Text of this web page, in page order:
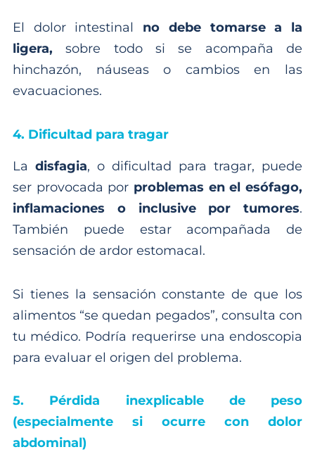
El dolor intestinal no debe tomarse a la
ligera, sobre todo si se acompaña de
hinchazón, náuseas o cambios en las
evacuaciones.
4. Dificultad para tragar
La disfagia, o dificultad para tragar, puede
ser provocada por problemas en el esófago,
inflamaciones o inclusive por tumores.
También puede estar acompañada de
sensación de ardor estomacal.
Si tienes la sensación constante de que los
alimentos “se quedan pegados”, consulta con
tu médico. Podría requerirse una endoscopia
para evaluar el origen del problema.
5. Pérdida inexplicable de peso
(especialmente si ocurre con dolor
abdominal)